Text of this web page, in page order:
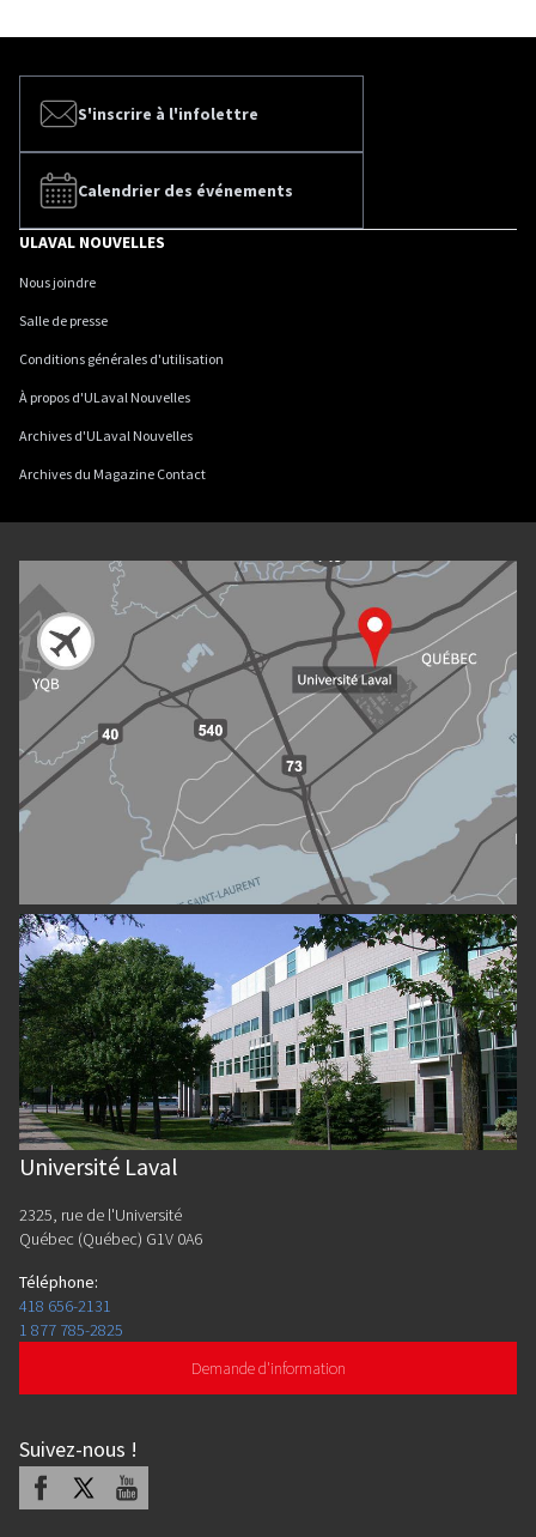
S'inscrire à l'infolettre
Calendrier des événements
ULAVAL NOUVELLES
Nous joindre
Salle de presse
Conditions générales d'utilisation
À propos d'ULaval Nouvelles
Archives d'ULaval Nouvelles
Archives du Magazine Contact
Université Laval
2325, rue de l'Université
Québec (Québec) G1V 0A6
Téléphone:
418 656-2131
1 877 785-2825
Demande d'information
Suivez-nous !
Facebook Youtube